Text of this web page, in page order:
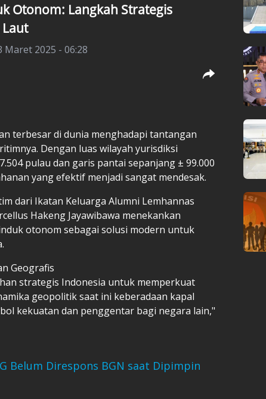
Otonom: Langkah Strategis
Maret 2025 - 06:28
terbesar di dunia menghadapi tantangan
Dengan luas wilayah yurisdiksi
pulau dan garis pantai sepanjang ± 99.000
yang efektif menjadi sangat mendesak.
dari Ikatan Keluarga Alumni Lemhannas
Hakeng Jayawibawa menekankan
otonom sebagai solusi modern untuk
Geografis
strategis Indonesia untuk memperkuat
geopolitik saat ini keberadaan kapal
kekuatan dan penggentar bagi negara lain,"
Belum Direspons BGN saat Dipimpin